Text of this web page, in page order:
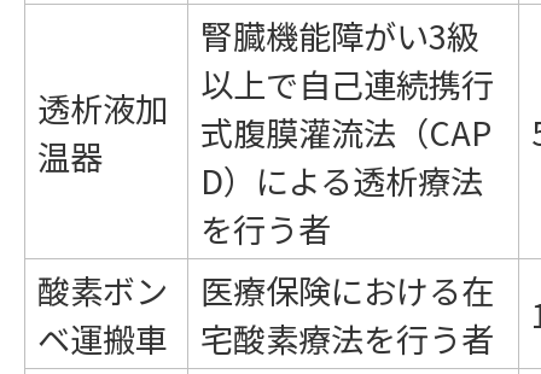
透析液加
温器
腎臓機能障がい3級
以上で自己連続携行
式腹膜灌流法（CAP
D）による透析療法
を行う者
酸素ボン
ベ運搬車
医療保険における在
宅酸素療法を行う者